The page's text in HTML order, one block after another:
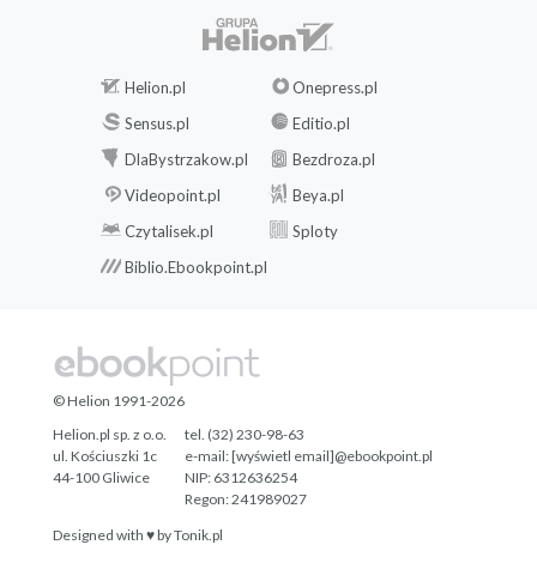
Helion.pl
Onepress.pl
Sensus.pl
Editio.pl
DlaBystrzakow.pl
Bezdroza.pl
Videopoint.pl
Beya.pl
Czytalisek.pl
Sploty
Biblio.Ebookpoint.pl
Designed with ♥ byTonik.pl
© Helion 1991-2026
Helion.pl sp. z o.o.
ul. Kościuszki 1c
44-100 Gliwice
tel. (32) 230-98-63
e-mail:[wyświetl email]@ebookpoint.pl
NIP: 6312636254
Regon: 241989027